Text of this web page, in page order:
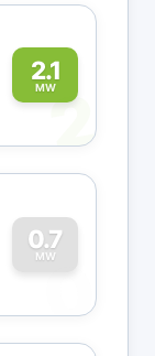
2.1
MW2
0.7
MW
0